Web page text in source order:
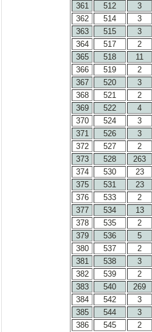
361
512 3
362
514 3
363
515 3
364
517 2
365
518 11
366
519 2
367
520 3
368
521 2
369
522 4
370
524 3
371
526 3
372
527 2
373
528 263
374
530 23
375
531 23
376
533 2
377
534 13
378
535 2
379
536 5
380
537 2
381
538 3
382
539 2
383
540 269
384
542 3
385
544 3
386
545 2